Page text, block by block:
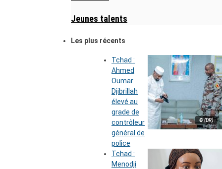
Jeunes talents
Les plus récents
© (DR)
Tchad :
Ahmed
Oumar
Djibrillah
élevé au
grade de
contrôleur
général de
police
Tchad :
Menodji